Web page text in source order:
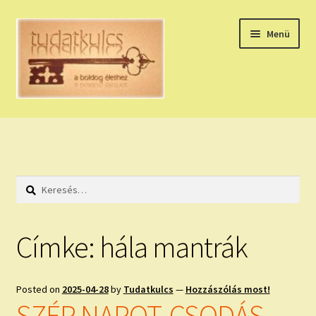
Ugrás
navigációhoz
Kilépés
tartalomba
Menü
HÚZZ EGY KÁRTYÁT!
HOLDNAPTÁR
KÉRJ EGY MEGERŐSÍTÉST!
Keresés:
Címke: hála mantrák
Posted on 2025-04-28by Tudatkulcs — Hozzászólás most!